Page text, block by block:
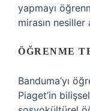
yapmayı
mirasın nesiller
ÖĞRENME
Banduma’yı
Piaget’in